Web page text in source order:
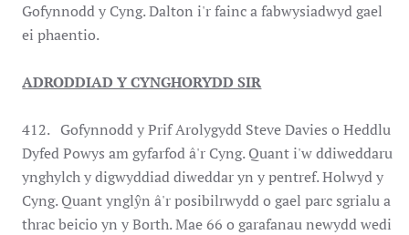
Gofynnodd y Cyng. Dalton i'r fainc a fabwysiadwyd gael
ei phaentio.
ADRODDIAD Y CYNGHORYDD SIR
412. Gofynnodd y Prif Arolygydd Steve Davies o Heddlu
Dyfed Powys am gyfarfod â'r Cyng. Quant i'w ddiweddaru
ynghylch y digwyddiad diweddar yn y pentref. Holwyd y
Cyng. Quant ynglŷn â'r posibilrwydd o gael parc sgrialu a
thrac beicio yn y Borth. Mae 66 o garafanau newydd wedi